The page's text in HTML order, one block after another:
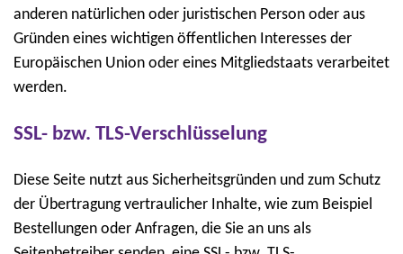
anderen natürlichen oder juristischen Person oder aus
Gründen eines wichtigen öffentlichen Interesses der
Europäischen Union oder eines Mitgliedstaats verarbeitet
werden.
SSL- bzw. TLS-Verschlüsselung
Diese Seite nutzt aus Sicherheitsgründen und zum Schutz
der Übertragung vertraulicher Inhalte, wie zum Beispiel
Bestellungen oder Anfragen, die Sie an uns als